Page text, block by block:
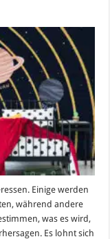
Einige werden
während andere
was es wird,
Es lohnt sich